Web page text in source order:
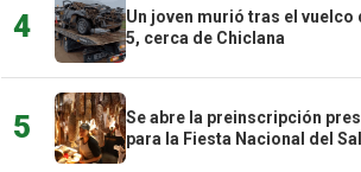
4
Un joven murió tras el vuelco
5, cerca de Chiclana
5
Se abre la preinscripción
para la Fiesta Nacional del